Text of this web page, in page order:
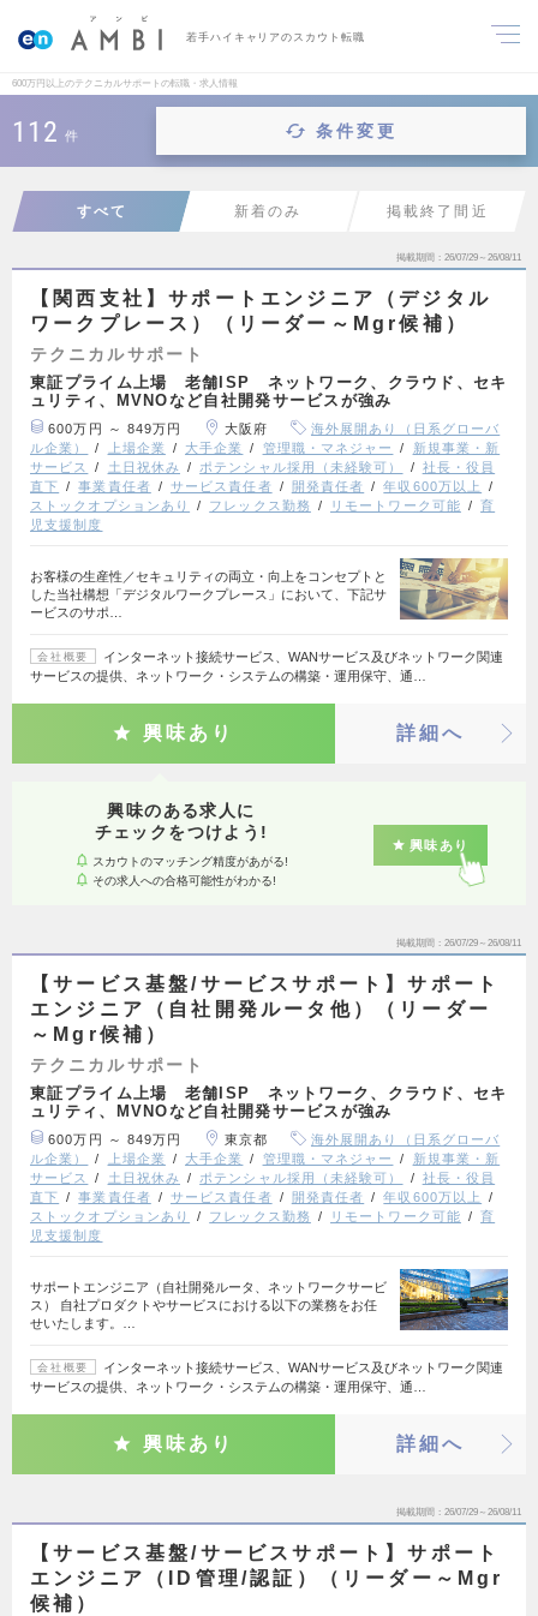
若手ハイキャリアのスカウト転職
600万円以上のテクニカルサポートの転職・求人情報
112 件 条件変更
すべて 新着のみ 掲載終了間近
掲載期間 26/07/29～26/08/11
【関西支社】サポートエンジニア（デジタル
ワークプレース）（リーダー～Mgr候補）
テクニカルサポート
東証プライム上場 老舗ISP ネットワーク、クラウド、セキ
ュリティ、MVNOなど自社開発サービスが強み
600万円 ～ 849万円 大阪府
海外展開あり（日系グローバ
ル企業）
上場企業 大手企業 管理職・マネジャー
新規事業・新
サービス
土日祝休み ポテンシャル採用（未経験可）
社長・役員
直下
事業責任者 サービス責任者 開発責任者
年収600万以上
ストックオプションあり
フレックス勤務 リモートワーク可能
育
児支援制度
お客様の生産性／セキュリティの両立・向上をコンセプトと
した当社構想「デジタルワークプレース」において、下記サ
ービスのサポ…
会社概要
インターネット接続サービス、WANサービス及びネットワーク関連
サービスの提供、ネットワーク・システムの構築・運用保守、通…
興味あり 詳細へ
興味のある求人に
チェックをつけよう!
スカウトのマッチング精度があがる!
その求人への合格可能性がわかる!
興味あり
掲載期間 26/07/29～26/08/11
【サービス基盤/サービスサポート】サポート
エンジニア（自社開発ルータ他）（リーダー
～Mgr候補）
テクニカルサポート
東証プライム上場 老舗ISP ネットワーク、クラウド、セキ
ュリティ、MVNOなど自社開発サービスが強み
600万円 ～ 849万円 東京都
海外展開あり（日系グローバ
ル企業）
上場企業 大手企業 管理職・マネジャー
新規事業・新
サービス
土日祝休み ポテンシャル採用（未経験可）
社長・役員
直下
事業責任者 サービス責任者 開発責任者
年収600万以上
ストックオプションあり
フレックス勤務 リモートワーク可能
育
児支援制度
サポートエンジニア（自社開発ルータ、ネットワークサービ
ス） 自社プロダクトやサービスにおける以下の業務をお任
せいたします。…
会社概要
インターネット接続サービス、WANサービス及びネットワーク関連
サービスの提供、ネットワーク・システムの構築・運用保守、通…
興味あり 詳細へ
掲載期間 26/07/29～26/08/11
【サービス基盤/サービスサポート】サポート
エンジニア（ID管理/認証）（リーダー～Mgr
候補）